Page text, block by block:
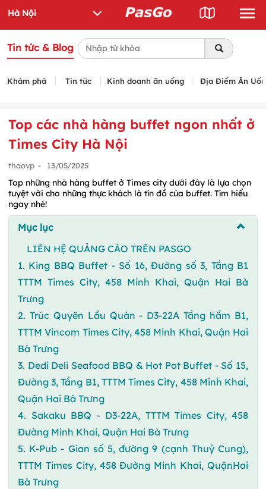
Tin tức & Blog
Khám phá Tin tức Kinh doanh ăn uống Địa Điểm Ăn
Top các nhà hàng buffet ngon nhất ở
Times City Hà Nội
thaovp - 13/05/2025
Top những nhà hàng buffet ở Times city dưới đây là lựa chọn
tuyệt vời cho những thực khách là tín đồ của buffet. Tìm hiểu
ngay nhé!
Mục lục
LIÊN HỆ QUẢNG CÁO TRÊN PASGO
1. King BBQ Buffet - Số 16, Đường số 3, Tầng B1
TTTM Times City, 458 Minh Khai, Quận Hai Bà
Trưng
2. Trúc Quyên Lầu Quán - D3-22A Tầng hầm B1,
TTTM Vincom Times City, 458 Minh Khai, Quận Hai
Bà Trưng
3. Dedi Deli Seafood BBQ & Hot Pot Buffet - Số 15,
Đường 3, Tầng B1, TTTM Times City, 458 Minh Khai,
Quận Hai Bà Trưng
4. Sakaku BBQ - D3-22A, TTTM Times City, 458
Đường Minh Khai, Quận Hai Bà Trưng
5. K-Pub - Gian số 5, đường 9 (cạnh Thuỷ Cung),
TTTM Times City, 458 Đường Minh Khai, QuậnHai
Bà Trưng